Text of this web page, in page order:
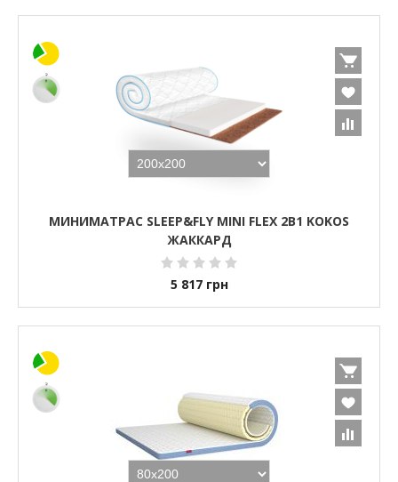
МИНИМАТРАС SLEEP&FLY MINI FLEX 2В1 KOKOS
ЖАККАРД
5 817 грн